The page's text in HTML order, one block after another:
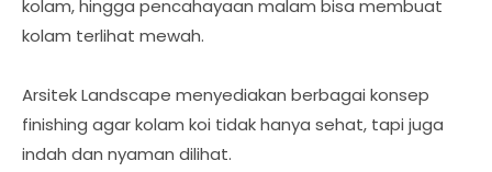
kolam, hingga pencahayaan malam bisa membuat
kolam terlihat mewah.
Arsitek Landscape menyediakan berbagai konsep
finishing agar kolam koi tidak hanya sehat, tapi juga
indah dan nyaman dilihat.